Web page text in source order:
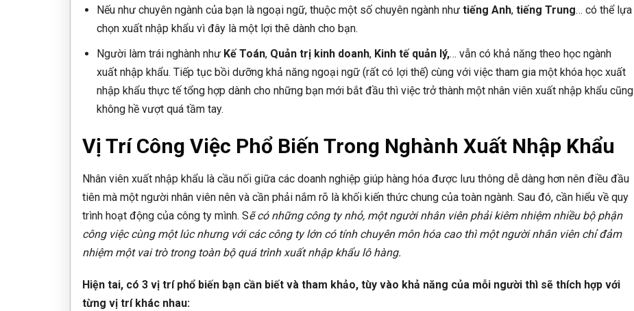
Nếu như chuyên ngành của bạn là ngoại ngữ, thuộc một số chuyên ngành như tiếng Anh, tiếng Trung… có thể lựa
chọn xuất nhập khẩu vì đây là một lợi thê dành cho bạn.
Người làm trái nghành như Kế Toán, Quản trị kinh doanh, Kinh tế quản lý,… vẫn có khả năng theo học ngành
xuất nhập khẩu. Tiếp tục bồi dưỡng khả năng ngoại ngữ (rất có lợi thế) cùng với việc tham gia một khóa học xuất
nhập khẩu thực tế tổng hợp dành cho những bạn mới bắt đầu thì việc trở thành một nhân viên xuất nhập khẩu cũng
không hề vượt quá tầm tay.
Vị Trí Công Việc Phổ Biến Trong Nghành Xuất Nhập Khẩu
Nhân viên xuất nhập khẩu là cầu nối giữa các doanh nghiệp giúp hàng hóa được lưu thông dễ dàng hơn nên điều đầu
tiên mà một người nhân viên nên và cần phải nắm rõ là khối kiến thức chung của toàn ngành. Sau đó, cần hiểu về quy
trình hoạt động của công ty mình. Sẽ có những công ty nhỏ, một người nhân viên phải kiêm nhiệm nhiều bộ phận
công việc cùng một lúc nhưng với các công ty lớn có tính chuyên môn hóa cao thì một người nhân viên chỉ đảm
nhiệm một vai trò trong toàn bộ quá trình xuất nhập khẩu lô hàng.
Hiện tai, có 3 vị trí phổ biến bạn cần biết và tham khảo, tùy vào khả năng của mỗi người thì sẽ thích hợp với
từng vị trí khác nhau: